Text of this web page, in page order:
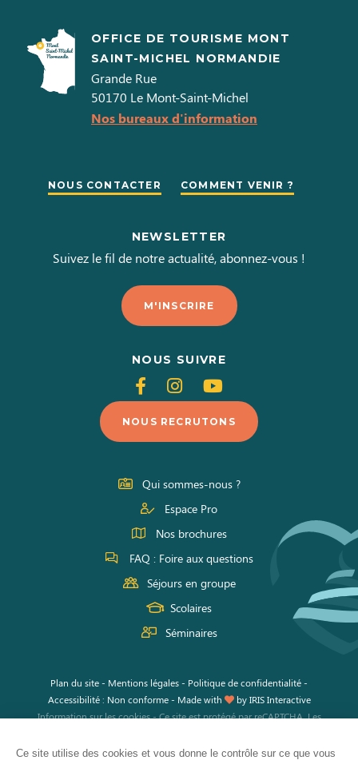
Ce site utilise des cookies et vous donne le contrôle sur ce que vous
OFFICE DE TOURISME MONT
SAINT-MICHEL NORMANDIE
Grande Rue
50170 Le Mont-Saint-Michel
Nos bureaux d'information
NOUS CONTACTER COMMENT VENIR ?
NEWSLETTER
Suivez le fil de notre actualité, abonnez-vous !
M'INSCRIRE
NOUS SUIVRE
Suivez-
nous
sur
Facebook
Suivez-
nous
sur
Instagram
Suivez-
nous
sur
Youtube
NOUS RECRUTONS
Qui sommes-nous ?
Espace Pro
Nos brochures
FAQ : Foire aux questions
Séjours en groupe
Scolaires
Séminaires
Plan du site- Mentions légales- Politique de confidentialité-
Accessibilité : Non conforme - Made with byIRIS Interactive
Information sur les cookies-Ce site est protégé par reCAPTCHA. Les
s'appliquent.